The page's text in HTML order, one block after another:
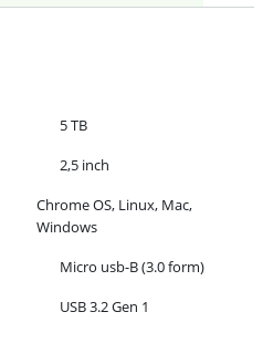
5 TB
2,5 inch
Chrome OS, Linux, Mac,
Windows
Micro usb-B (3.0 form)
USB 3.2 Gen 1